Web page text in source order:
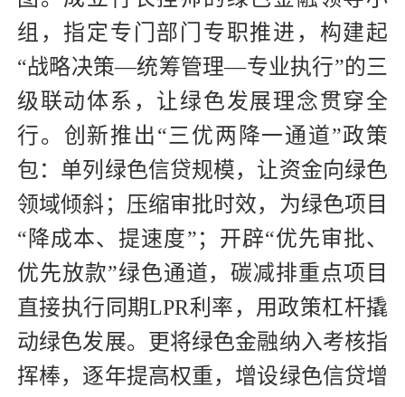
组，指定专门部门专职推进，构建起
“战略决策—统筹管理—专业执行”的三
级联动体系，让绿色发展理念贯穿全
行。创新推出“三优两降一通道”政策
包：单列绿色信贷规模，让资金向绿色
领域倾斜；压缩审批时效，为绿色项目
“降成本、提速度”；开辟“优先审批、
优先放款”绿色通道，碳减排重点项目
直接执行同期LPR利率，用政策杠杆撬
动绿色发展。更将绿色金融纳入考核指
挥棒，逐年提高权重，增设绿色信贷增